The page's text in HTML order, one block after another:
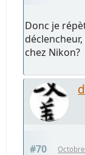
Donc je
chez Nikon?
#70